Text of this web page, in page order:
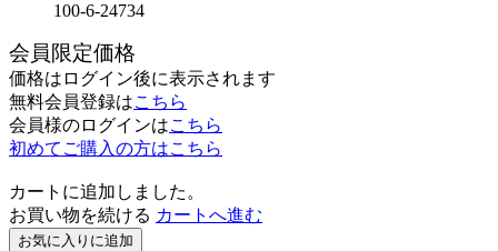
100-6-24734
会員限定価格
価格はログイン後に表示されます
無料会員登録はこちら
会員様のログインはこちら
初めてご購入の方はこちら
カートに追加しました。
お買い物を続ける カートへ進む
お気に入りに追加